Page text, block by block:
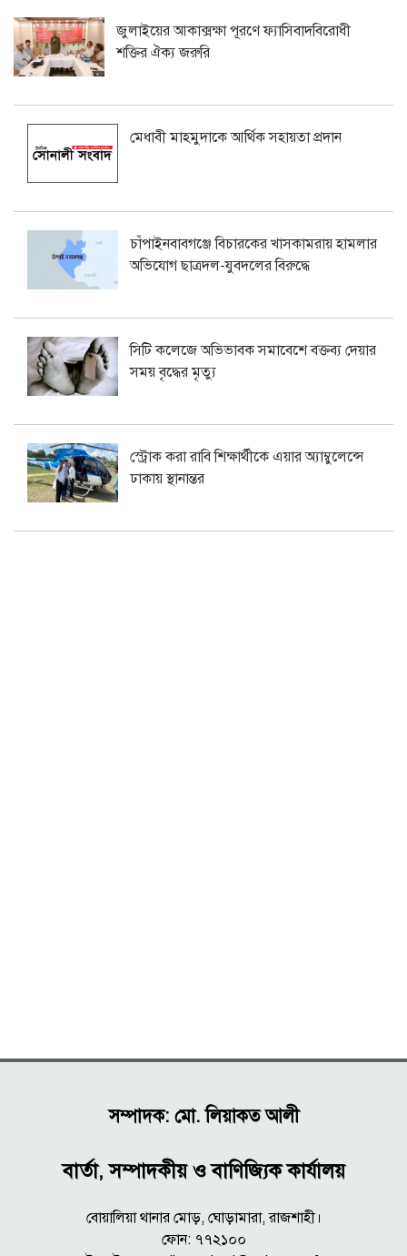
জুলাইয়ের আকাক্সক্ষা পূরণে ফ্যাসিবাদবিরোধী
শক্তির ঐক্য জরুরি
মেধাবী মাহমুদাকে আর্থিক সহায়তা প্রদান
চাঁপাইনবাবগঞ্জে বিচারকের খাসকামরায় হামলার
অভিযোগ ছাত্রদল-যুবদলের বিরুদ্ধে
সিটি কলেজে অভিভাবক সমাবেশে বক্তব্য দেয়ার
সময় বৃদ্ধের মৃত্যু
স্ট্রোক করা রাবি শিক্ষার্থীকে এয়ার অ্যাম্বুলেন্সে
ঢাকায় স্থানান্তর
সম্পাদক: মো. লিয়াকত আলী
বার্তা, সম্পাদকীয় ও বাণিজ্যিক কার্যালয়
বোয়ালিয়া থানার মোড়, ঘোড়ামারা, রাজশাহী।
ফোন: ৭৭২১০০